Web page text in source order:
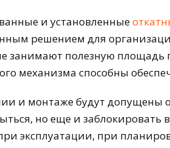
и установленные
решением для
занимают полезную площадь
механизма способны
и монтаже будут допущены
но еще и заблокировать
эксплуатации, при